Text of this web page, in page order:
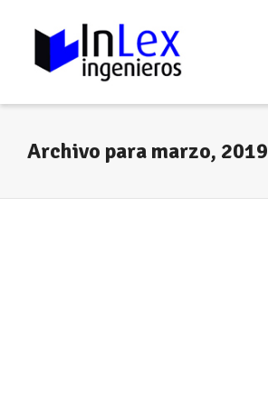
Archivo para marzo, 2019